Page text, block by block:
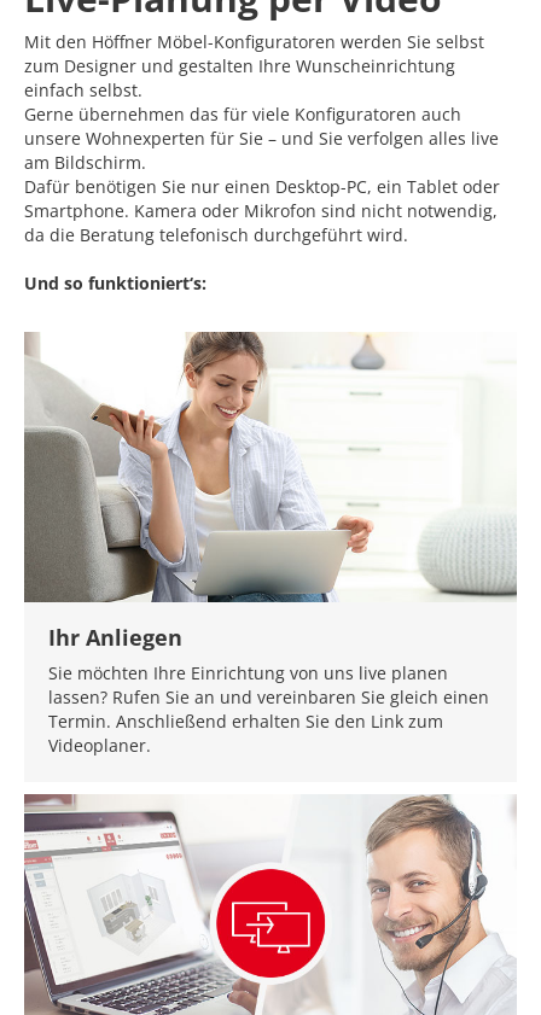
Mit den Höffner Möbel-Konfiguratoren werden Sie selbst
zum Designer und gestalten Ihre Wunscheinrichtung
einfach selbst.
Gerne übernehmen das für viele Konfiguratoren auch
unsere Wohnexperten für Sie – und Sie verfolgen alles live
am Bildschirm.
Dafür benötigen Sie nur einen Desktop-PC, ein Tablet oder
Smartphone. Kamera oder Mikrofon sind nicht notwendig,
da die Beratung telefonisch durchgeführt wird.
Und so funktioniert‘s:
Ihr Anliegen
Sie möchten Ihre Einrichtung von uns live planen
lassen? Rufen Sie an und vereinbaren Sie gleich einen
Termin. Anschließend erhalten Sie den Link zum
Videoplaner.